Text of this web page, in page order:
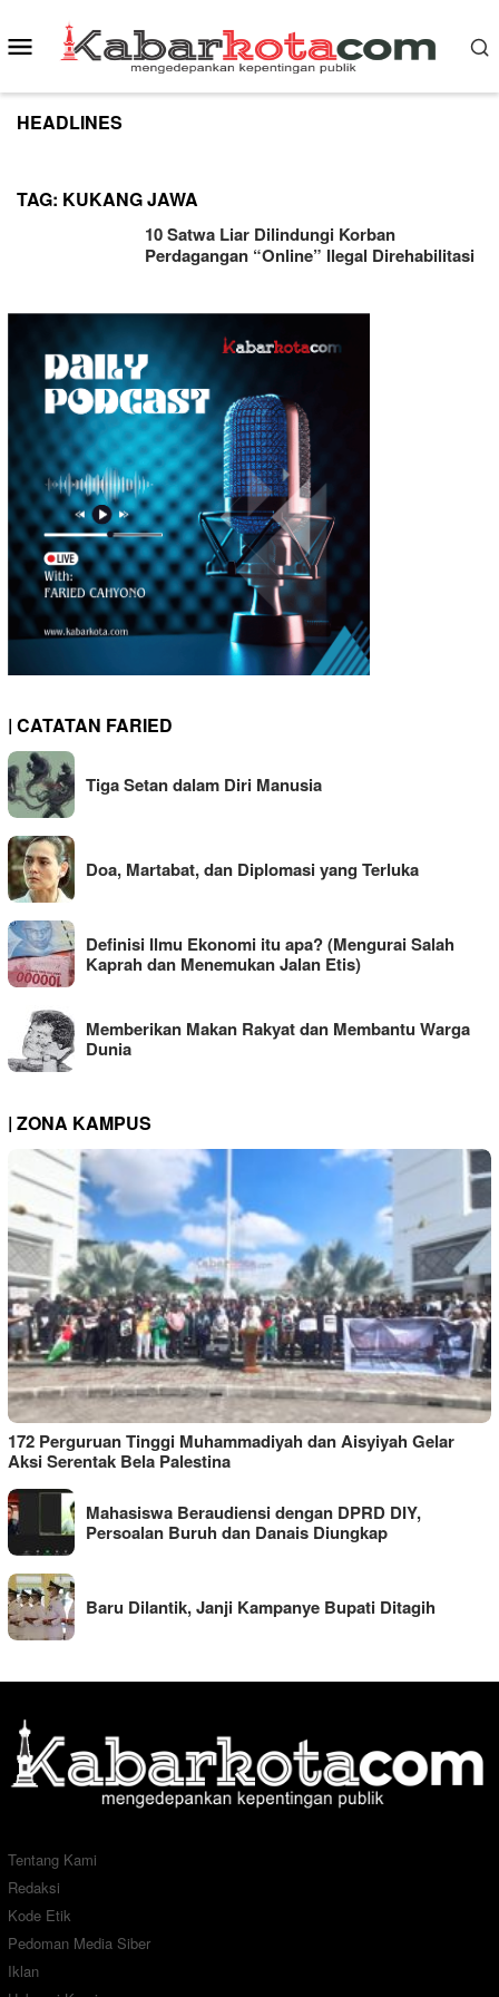
to
content
Mobile
Menu
HEADLINES
TAG: KUKANG JAWA
10 Satwa Liar Dilindungi Korban
Perdagangan “Online” Ilegal Direhabilitasi
| CATATAN FARIED
Tiga Setan dalam Diri Manusia
Doa, Martabat, dan Diplomasi yang Terluka
Definisi Ilmu Ekonomi itu apa? (Mengurai Salah
Kaprah dan Menemukan Jalan Etis)
Memberikan Makan Rakyat dan Membantu Warga
Dunia
| ZONA KAMPUS
172 Perguruan Tinggi Muhammadiyah dan Aisyiyah Gelar
Aksi Serentak Bela Palestina
Mahasiswa Beraudiensi dengan DPRD DIY,
Persoalan Buruh dan Danais Diungkap
Baru Dilantik, Janji Kampanye Bupati Ditagih
Tentang Kami
Redaksi
Kode Etik
Pedoman Media Siber
Iklan